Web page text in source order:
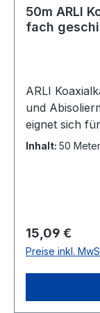
Weiß
Stecker,
50m ARLI
fach
ARLI
und
eignet sich
5-fachen
auch im
erleichtert
über die
Set enthält
Installation
und
Inhalt: 50 Meter
Regulärer
15,09 €
Preise inkl.